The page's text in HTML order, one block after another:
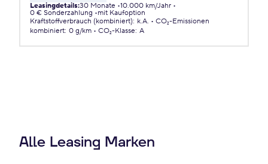
Leasingdetails:30 Monate 10.000 km/Jahr
0 € Sonderzahlung
mit Kaufoption
Kraftstoffverbrauch (kombiniert): k.A.
CO₂-Emissionen
kombiniert: 0 g/km CO₂-Klasse: A
Alle Leasing Marken